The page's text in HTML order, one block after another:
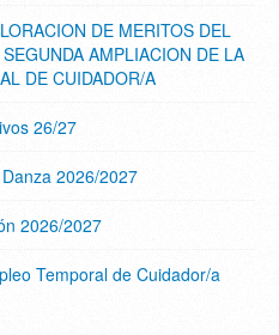
DE MERITOS DEL
AMPLIACION DE LA
DE CUIDADOR/A
26/27
2026/2027
2026/2027
Temporal de Cuidador/a